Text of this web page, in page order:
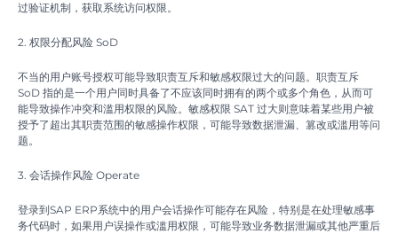
过验证机制，获取系统访问权限。
2. 权限分配风险 SoD
不当的用户账号授权可能导致职责互斥和敏感权限过大的问题。职责互斥
SoD 指的是一个用户同时具备了不应该同时拥有的两个或多个角色，从而可
能导致操作冲突和滥用权限的风险。敏感权限 SAT 过大则意味着某些用户被
授予了超出其职责范围的敏感操作权限，可能导致数据泄漏、篡改或滥用等问
题。
3. 会话操作风险 Operate
登录到SAP ERP系统中的用户会话操作可能存在风险，特别是在处理敏感事
务代码时，如果用户误操作或滥用权限，可能导致业务数据泄漏或其他严重后